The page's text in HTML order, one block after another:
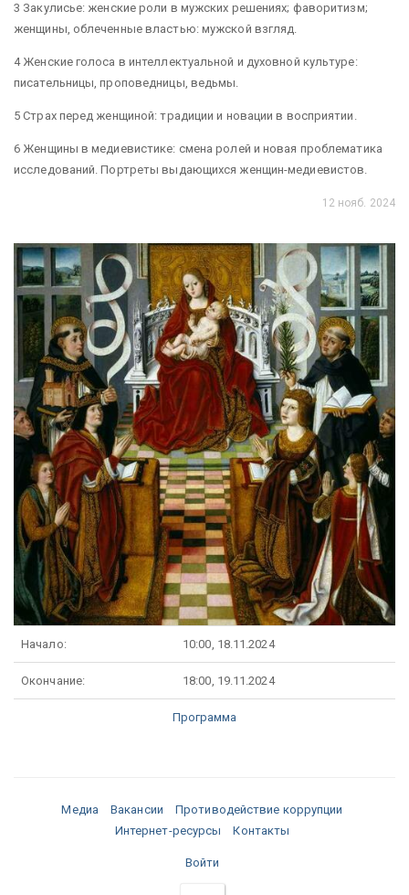
3 Закулисье: женские роли в мужских решениях; фаворитизм;
женщины, облеченные властью: мужской взгляд.
4 Женские голоса в интеллектуальной и духовной культуре:
писательницы, проповедницы, ведьмы.
5 Страх перед женщиной: традиции и новации в восприятии.
6 Женщины в медиевистике: смена ролей и новая проблематика
исследований. Портреты выдающихся женщин-медиевистов.
12 нояб. 2024
Начало: 10:00, 18.11.2024
Окончание: 18:00, 19.11.2024
Программа
Медиа Вакансии
Противодействие коррупции
Интернет-ресурсы
Контакты
Войти